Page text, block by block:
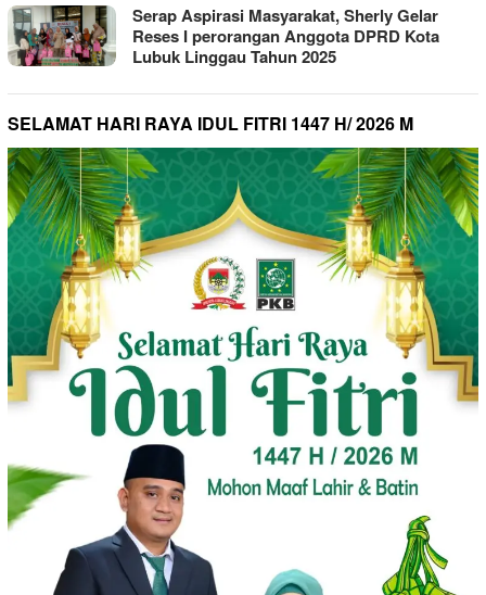
Serap Aspirasi Masyarakat, Sherly Gelar
Reses I perorangan Anggota DPRD Kota
Lubuk Linggau Tahun 2025
SELAMAT HARI RAYA IDUL FITRI 1447 H/ 2026 M